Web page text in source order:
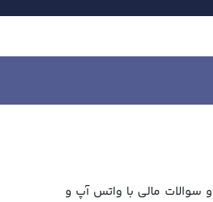
سوالات مالی با واتس آپ و